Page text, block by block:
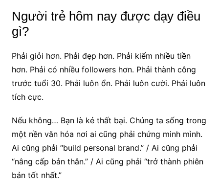
Người trẻ hôm nay được dạy điều
gì?
Phải giỏi hơn. Phải đẹp hơn. Phải kiếm nhiều tiền
hơn. Phải có nhiều followers hơn. Phải thành công
trước tuổi 30. Phải luôn ổn. Phải luôn cười. Phải luôn
tích cực.
Nếu không… Bạn là kẻ thất bại. Chúng ta sống trong
một nền văn hóa nơi ai cũng phải chứng minh mình.
Ai cũng phải “build personal brand.” / Ai cũng phải
“nâng cấp bản thân.” / Ai cũng phải “trở thành phiên
bản tốt nhất.”